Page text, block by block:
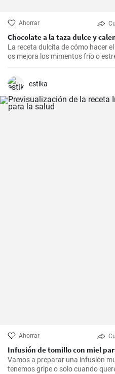
Ahorrar
Chocolate a la taza dulce y
La receta dulcita de cómo hacer
os mejora los mimentos frío o
niñitos.
estika
Ahorrar
Infusión de tomillo con miel
Vamos a preparar una infusión
tenemos gripe o solo cuando